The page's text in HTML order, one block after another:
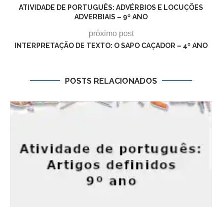
ATIVIDADE DE PORTUGUÊS: ADVÉRBIOS E LOCUÇÕES
ADVERBIAIS – 9º ANO
próximo post
INTERPRETAÇÃO DE TEXTO: O SAPO CAÇADOR – 4º ANO
POSTS RELACIONADOS